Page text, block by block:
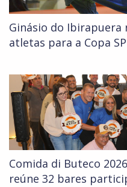
Ginásio do Ibirapuera
atletas para a Copa
Comida di Buteco
reúne 32 bares